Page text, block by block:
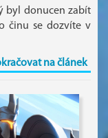
byl donucen zabít
činu se dozvíte v
na článek